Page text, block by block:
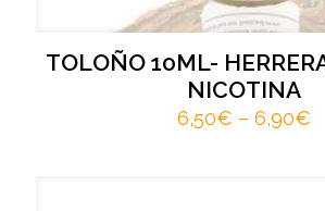
TOLOÑO 10ML-
NICOTINA
6,50€ – 6,90€